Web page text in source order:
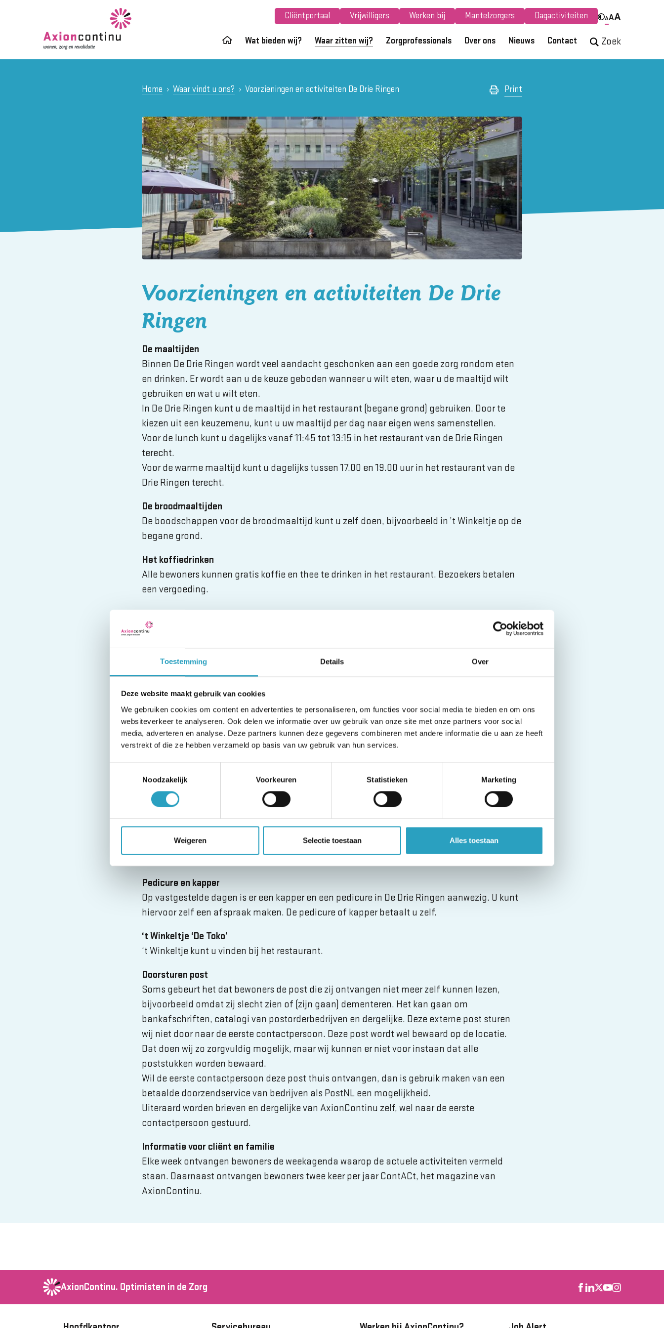
Toestemming Details Over
Deze website maakt gebruik van cookies
We gebruiken cookies om content en advertenties te personaliseren, om functies voor social media te bieden en om ons
websiteverkeer te analyseren. Ook delen we informatie over uw gebruik van onze site met onze partners voor social
media, adverteren en analyse. Deze partners kunnen deze gegevens combineren met andere informatie die u aan ze heeft
verstrekt of die ze hebben verzameld op basis van uw gebruik van hun services.
Noodzakelijk
Voorkeuren Statistieken Marketing
Weigeren Selectie toestaan Alles toestaan
Cliëntportaal Vrijwilligers Werken bij Mantelzorgers Dagactiviteiten AAA
Wat bieden wij? Waar zitten wij? Zorgprofessionals Over ons Nieuws Contact Zoek
Home Waar vindt u ons? Voorzieningen en activiteiten De Drie Ringen Print
Voorzieningen en activiteiten De Drie
Ringen
De maaltijden
Binnen De Drie Ringen wordt veel aandacht geschonken aan een goede zorg rondom eten
en drinken. Er wordt aan u de keuze geboden wanneer u wilt eten, waar u de maaltijd wilt
gebruiken en wat u wilt eten.
In De Drie Ringen kunt u de maaltijd in het restaurant (begane grond) gebruiken. Door te
kiezen uit een keuzemenu, kunt u uw maaltijd per dag naar eigen wens samenstellen.
Voor de lunch kunt u dagelijks vanaf 11:45 tot 13:15 in het restaurant van de Drie Ringen
terecht.
Voor de warme maaltijd kunt u dagelijks tussen 17.00 en 19.00 uur in het restaurant van de
Drie Ringen terecht.
De broodmaaltijden
De boodschappen voor de broodmaaltijd kunt u zelf doen, bijvoorbeeld in ’t Winkeltje op de
begane grond.
Het koffiedrinken
Alle bewoners kunnen gratis koffie en thee te drinken in het restaurant. Bezoekers betalen
een vergoeding.
Activiteiten en verenigingsleven
Een zinvolle dagbesteding draagt bij aan het gevoel van welzijn. Veelal zult u zelf uw tijd
indelen met hobby’s en andere bezigheden. Daarnaast wil de Drie Ringen u ook de
mogelijkheid aanbieden om deel te nemen aan allerlei gezamenlijke en/of individuele
activiteiten.
De medewerkers welzijn draagt in De Drie Ringen zorg voor het activiteitenprogramma, het
verenigingsleven. Actuele informatie vindt u op de weekkalender. Iedere bewoner ontvangt
deze persoonlijk en er hangt een exemplaar op de diverse aankondiging borden. Wanneer
bewoners tijdens een uitje moeten worden geholpen, zal hiervoor geen extra bijdrage
worden gevraagd. Eventueel wordt wel een bijdrage gevraagd voor entreeprijzen en
reiskosten.
In De Drie Ringen zijn vrijwilligers behulpzaam op verschillende terreinen. Via de
activiteitenbegeleiding of de verzorging kunt u daar een beroep op doen voor, onder
Pedicure en kapper
Op vastgestelde dagen is er een kapper en een pedicure in De Drie Ringen aanwezig. U kunt
hiervoor zelf een afspraak maken. De pedicure of kapper betaalt u zelf.
‘t Winkeltje ‘De Toko’
‘t Winkeltje kunt u vinden bij het restaurant.
Doorsturen post
Soms gebeurt het dat bewoners de post die zij ontvangen niet meer zelf kunnen lezen,
bijvoorbeeld omdat zij slecht zien of (zijn gaan) dementeren. Het kan gaan om
bankafschriften, catalogi van postorderbedrijven en dergelijke. Deze externe post sturen
wij niet door naar de eerste contactpersoon. Deze post wordt wel bewaard op de locatie.
Dat doen wij zo zorgvuldig mogelijk, maar wij kunnen er niet voor instaan dat alle
poststukken worden bewaard.
Wil de eerste contactpersoon deze post thuis ontvangen, dan is gebruik maken van een
betaalde doorzendservice van bedrijven als PostNL een mogelijkheid.
Uiteraard worden brieven en dergelijke van AxionContinu zelf, wel naar de eerste
contactpersoon gestuurd.
Informatie voor cliënt en familie
Elke week ontvangen bewoners de weekagenda waarop de actuele activiteiten vermeld
staan. Daarnaast ontvangen bewoners twee keer per jaar ContACt, het magazine van
AxionContinu.
AxionContinu. Optimisten in de Zorg